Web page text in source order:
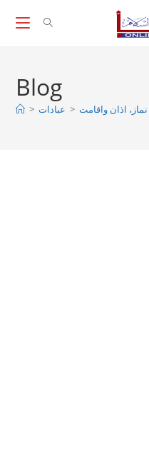
Blog
> عبادات > نماز، اذان واقامت